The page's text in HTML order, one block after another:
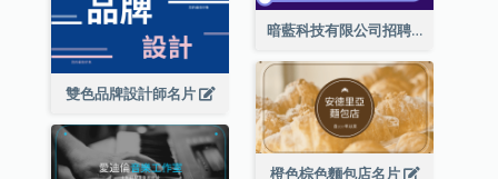
暗藍科技有限公司招聘經理名片
雙色品牌設計師名片
橙色棕色麵包店名片